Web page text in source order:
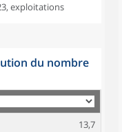
exploitations
du nombre
13,7